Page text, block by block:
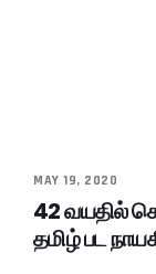
MAY 19, 2020
42 வயதில்
தமிழ் பட